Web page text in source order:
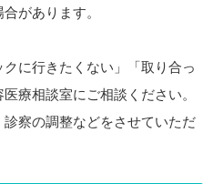
があります。
クに行きたくない」「取り合っ
療相談室にご相談ください。
察の調整などをさせていただ